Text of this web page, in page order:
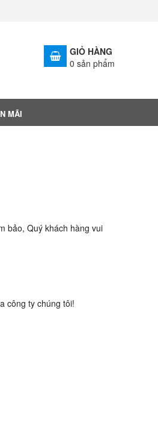
GIỎ HÀNG
0 sản phẩm
MÃI
bảo, Quý khách hàng vui
công ty chúng tôi!